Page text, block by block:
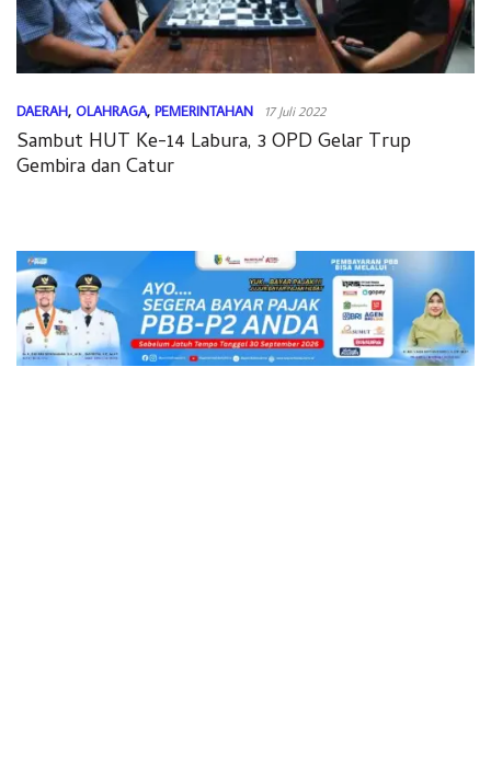
DAERAH, OLAHRAGA, PEMERINTAHAN 17 Juli 2022
Sambut HUT Ke-14 Labura, 3 OPD Gelar Trup
Gembira dan Catur